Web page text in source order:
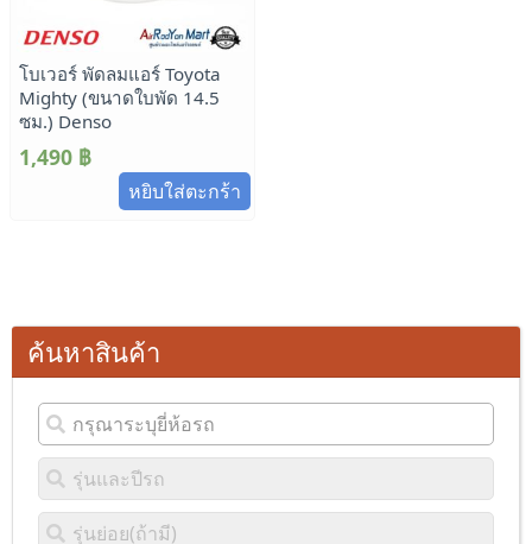
โบเวอร์ พัดลมแอร์ Toyota
Mighty (ขนาดใบพัด 14.5
ซม.) Denso
1,490 ฿
หยิบใส่ตะกร้า
ค้นหาสินค้า